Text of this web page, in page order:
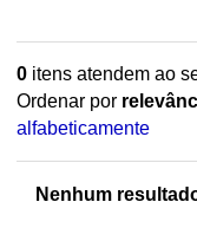
0itens atendem ao
Ordenar por
alfabeticamente
Nenhum